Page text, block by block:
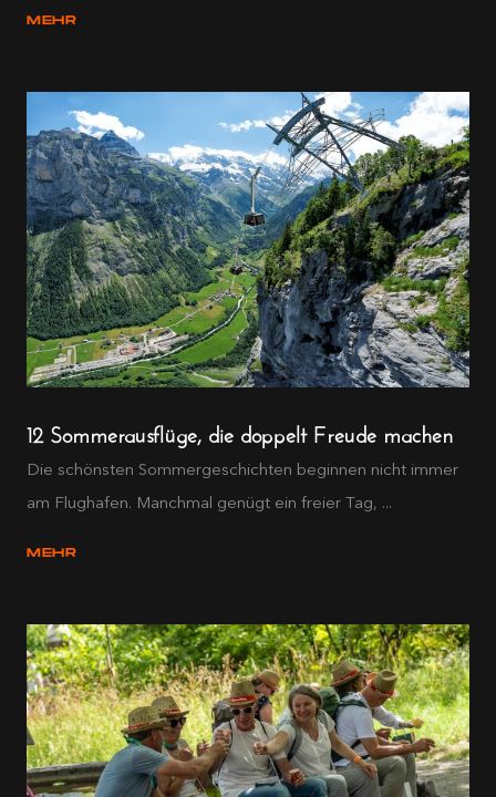
MEHR
12 Sommerausflüge, die doppelt Freude machen
Die schönsten Sommergeschichten beginnen nicht immer
am Flughafen. Manchmal genügt ein freier Tag, ...
MEHR